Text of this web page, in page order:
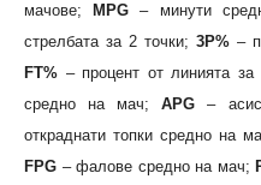
мачове;
MPG – минути
стрелбата за 2 точки; 3P% –
FT% – процент от линията за
средно на мач;APG –
откраднати топки средно на
FPG – фалове средно на мач;